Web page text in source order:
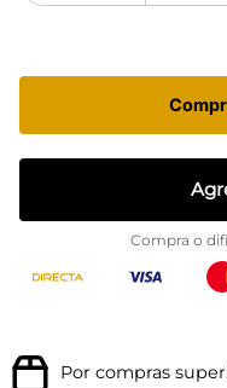
Compra o
Por compras